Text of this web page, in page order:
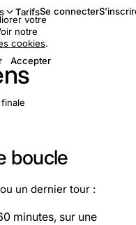
TarifsSe connecter
boucle
un dernier tour :
minutes, sur une
votre
notre
cookies.
Accepter